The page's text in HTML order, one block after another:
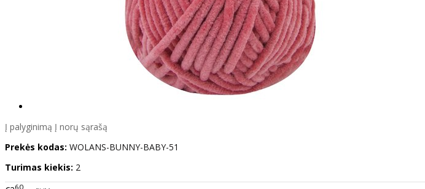
Į palyginimą Į norų sąrašą
Prekės kodas: WOLANS-BUNNY-BABY-51
Turimas kiekis: 2
60